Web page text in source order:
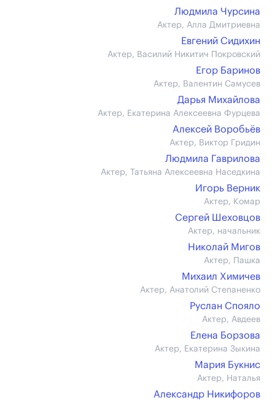
Людмила Чурсина
Актер, Алла Дмитриевна
Евгений Сидихин
Актер, Василий Никитич Покровский
Егор Баринов
Актер, Валентин Самусев
Дарья Михайлова
Актер, Екатерина Алексеевна Фурцева
Алексей Воробьёв
Актер, Виктор Гридин
Людмила Гаврилова
Актер, Татьяна Алексеевна Наседкина
Игорь Верник
Актер, Комар
Сергей Шеховцов
Актер, начальник
Николай Мигов
Актер, Пашка
Михаил Химичев
Актер, Анатолий Степаненко
Руслан Спояло
Актер, Авдеев
Елена Борзова
Актер, Екатерина Зыкина
Мария Букнис
Актер, Наталья
Александр Никифоров